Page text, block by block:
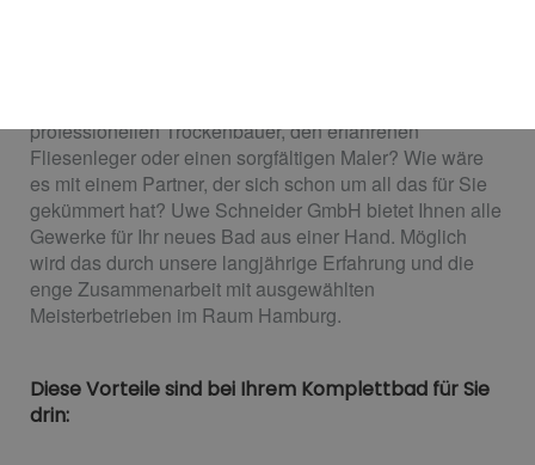
professionellen Trockenbauer, den erfahrenen
Fliesenleger oder einen sorgfältigen Maler? Wie wäre
es mit einem Partner, der sich schon um all das für Sie
gekümmert hat? Uwe Schneider GmbH bietet Ihnen alle
Gewerke für Ihr neues Bad aus einer Hand. Möglich
wird das durch unsere langjährige Erfahrung und die
enge Zusammenarbeit mit ausgewählten
Meisterbetrieben im Raum Hamburg.
Diese Vorteile sind bei Ihrem Komplettbad für Sie
drin: